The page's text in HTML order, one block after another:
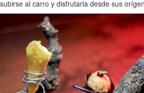
subirse al carro y disfrutarla desde sus